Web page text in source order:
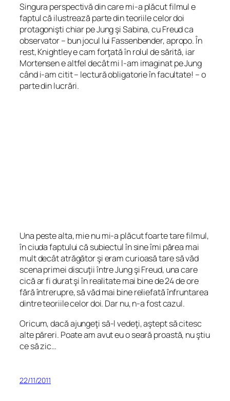
Singura perspectivă din care mi-a plăcut filmul e
faptul că ilustrează parte din teoriile celor doi
protagonişti chiar pe Jung şi Sabina, cu Freud ca
observator – bun jocul lui Fassenbender, apropo. În
rest, Knightley e cam forţată în rolul de sărită, iar
Mortensen e altfel decât mi l-am imaginat pe Jung
când i-am citit – lectură obligatorie în facultate! – o
parte din lucrări.
Una peste alta, mie nu mi-a plăcut foarte tare filmul,
în ciuda faptului că subiectul în sine îmi părea mai
mult decât atrăgător şi eram curioasă tare să văd
scena primei discuţii între Jung şi Freud, una care
cică ar fi durat şi în realitate mai bine de 24 de ore
fără întrerupre, să văd mai bine reliefată înfruntarea
dintre teoriile celor doi. Dar nu, n-a fost cazul.
Oricum, dacă ajungeţi să-l vedeţi, aştept să citesc
alte păreri. Poate am avut eu o seară proastă, nu ştiu
ce să zic…
22/11/2011